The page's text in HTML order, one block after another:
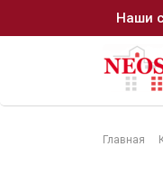
Главная
Наши